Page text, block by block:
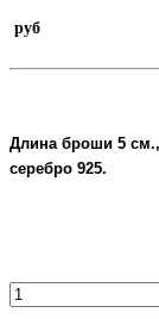
руб
Длина броши 5
серебро 925.